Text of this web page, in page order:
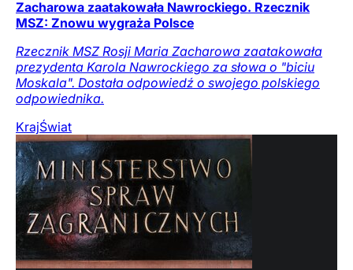
Zacharowa zaatakowała Nawrockiego. Rzecznik
MSZ: Znowu wygraża Polsce
Rzecznik MSZ Rosji Maria Zacharowa zaatakowała
prezydenta Karola Nawrockiego za słowa o "biciu
Moskala". Dostała odpowiedź o swojego polskiego
odpowiednika.
KrajŚwiat